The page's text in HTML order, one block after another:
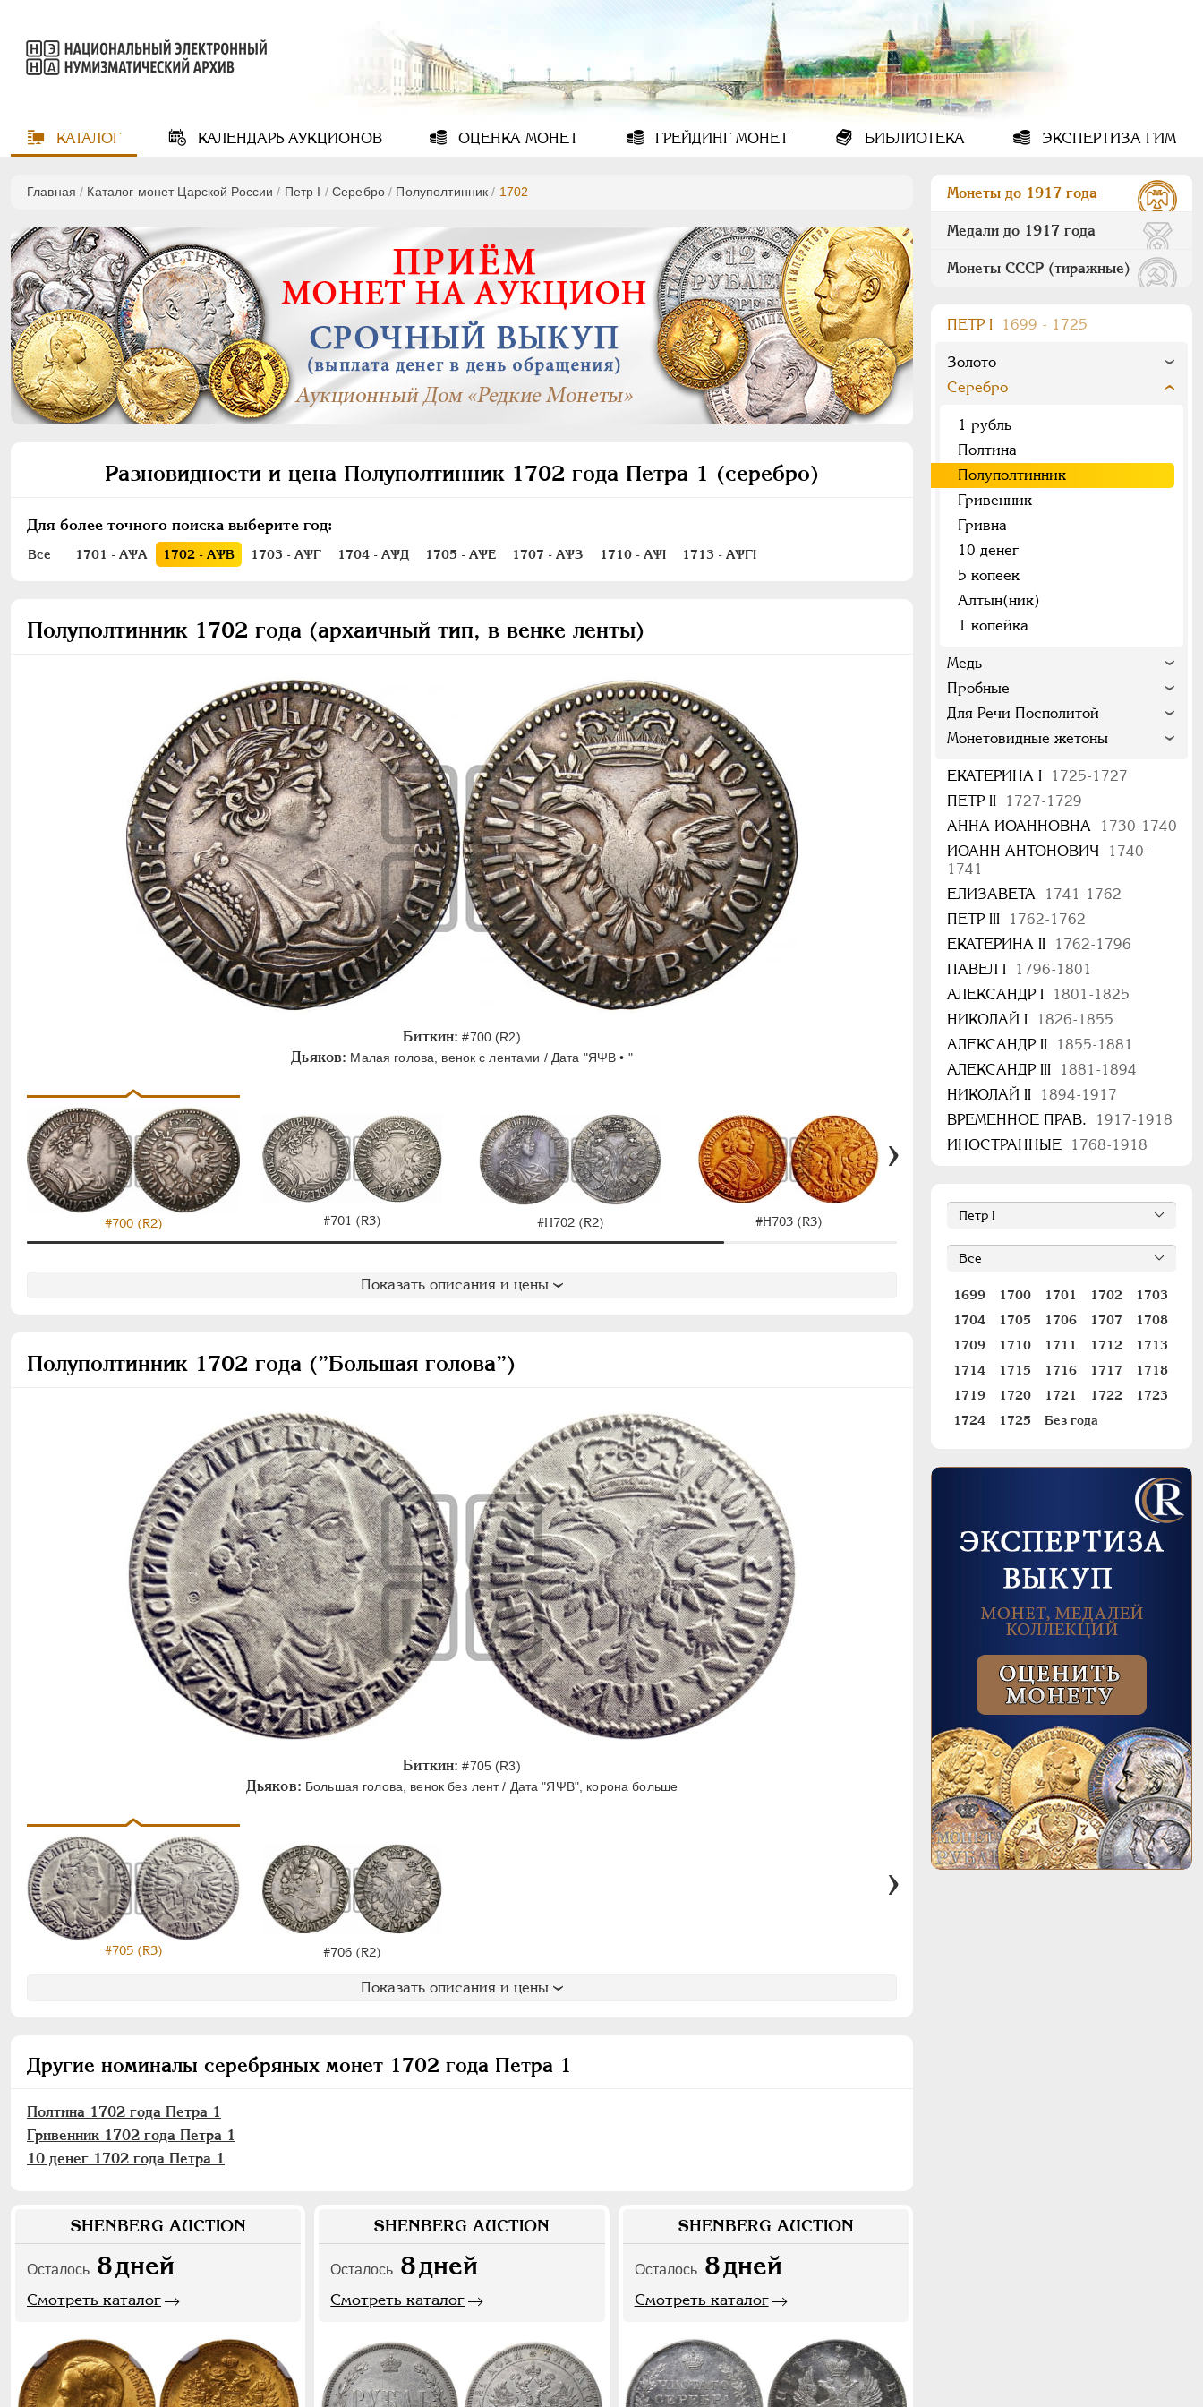
КАТАЛОГ КАЛЕНДАРЬАУКЦИОНОВ ОЦЕНКА МОНЕТ ГРЕЙДИНГМОНЕТ БИБЛИОТЕКА ЭКСПЕРТИЗА ГИМ
Главная / Каталог монет Царской России / Пeтр I /Серебро / Полуполтинник / 1702
Разновидности и цена Полуполтинник 1702 года Петра 1 (серебро)
Для более точного поиска выберите год:
Все 1701 - АѰА 1702 - АѰВ 1703 - АѰГ 1704 - АѰД 1705 - АѰЕ 1707 - АѰЗ 1710 - АѰI 1713 - АѰГI
Полуполтинник 1702 года (архаичный тип, в венке ленты)
Биткин: #700 (R2)
Дьяков: Малая голова, венок с лентами / Дата "ЯΨВ • "
#700 (R2) #701 (R3) #H702 (R2) #H703 (R3) #H704 (R3)
Показать описания и цены
Полуполтинник 1702 года (”Большая голова”)
Биткин: #705 (R3)
Дьяков: Большая голова, венок без лент / Дата "ЯΨВ", корона больше
#705 (R3) #706 (R2)
Показать описания и цены
Другие номиналы серебряных монет 1702 года Петра 1
Полтина 1702 года Петра 1
Гривенник 1702 года Петра 1
10 денег 1702 года Петра 1
SHENBERG AUCTION
Осталось 8дней
Смотреть каталог
SHENBERG AUCTION
Осталось 8дней
Смотреть каталог
SHENBERG AUCTION
Осталось 8дней
Смотреть каталог
Монеты до 1917 года
Медали до 1917 года
Монеты СССР (тиражные)
ПEТР I 1699 - 1725
Золото
Серебро
1 рубль
Полтина
Полуполтинник
Гривенник
Гривна
10 денег
5 копеек
Алтын(ник)
1 копейка
Медь
Пробные
Для Речи Посполитой
Монетовидные жетоны
ЕКАТЕРИНА I
1725-1727
ПЕТР II
1727-1729
АННА ИОАННОВНА
1730-1740
ИОАНН АНТОНОВИЧ
1740-
1741
ЕЛИЗАВЕТА
1741-1762
ПЕТР III
1762-1762
ЕКАТЕРИНА II
1762-1796
ПАВЕЛ I
1796-1801
АЛЕКСАНДР I
1801-1825
НИКОЛАЙ I
1826-1855
АЛЕКСАНДР II
1855-1881
АЛЕКСАНДР III
1881-1894
НИКОЛАЙ II
1894-1917
ВРЕМЕННОЕ ПРАВ.
1917-1918
ИНОСТРАННЫЕ
1768-1918
1699 1700 1701 1702
1703
1704
1705 1706 1707
1708
1709
1710 1711 1712
1713
1714
1715 1716 1717
1718
1719
1720 1721 1722
1723
1724
1725 Без года